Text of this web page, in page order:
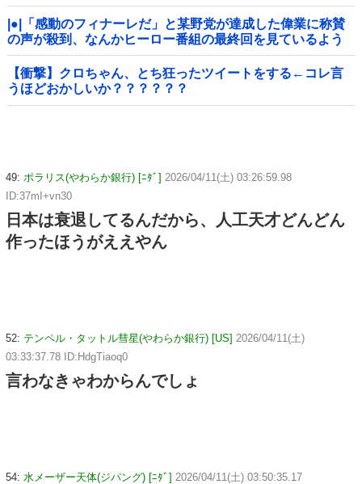
|●|「感動のフィナーレだ」と某野党が達成した偉業に称賛
の声が殺到、なんかヒーロー番組の最終回を見ているよう
な気分に……
【衝撃】クロちゃん、とち狂ったツイートをする←コレ言
うほどおかしいか？？？？？？
49: ポラリス(やわらか銀行) [ﾆﾀﾞ] 2026/04/11(土) 03:26:59.98
ID:37mI+vn30
日本は衰退してるんだから、人工天才どんどん
作ったほうがええやん
52: テンペル・タットル彗星(やわらか銀行) [US] 2026/04/11(土)
03:33:37.78 ID:HdgTiaoq0
言わなきゃわからんでしょ
54: 水メーザー天体(ジパング) [ﾆﾀﾞ] 2026/04/11(土) 03:50:35.17